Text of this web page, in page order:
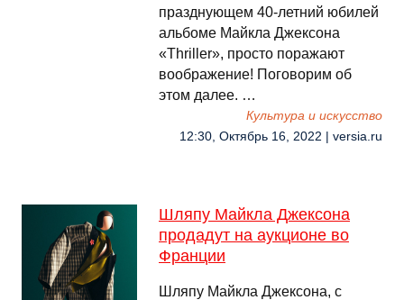
празднующем 40-летний юбилей
альбоме Майкла Джексона
«Thriller», просто поражают
воображение! Поговорим об
этом далее. …
Культура и искусство
12:30, Октябрь 16, 2022 | versia.ru
Шляпу Майкла Джексона
продадут на аукционе во
Франции
Шляпу Майкла Джексона, с